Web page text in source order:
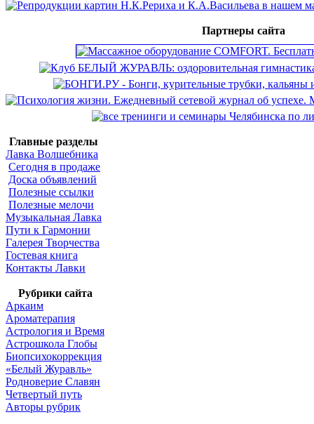
Партнеры сайта
Главные разделы
Лавка Волшебника
Сегодня в продаже
Доска объявлений
Полезные ссылки
Полезные мелочи
Музыкальная Лавка
Пути к Гармонии
Галерея Творчества
Гостевая книга
Контакты Лавки
Рубрики сайта
Аркаим
Ароматерапия
Астрология и Время
Астрошкола Глобы
Биопсихокоррекция
«Белый Журавль»
Родноверие Славян
Четвертый путь
Авторы рубрик